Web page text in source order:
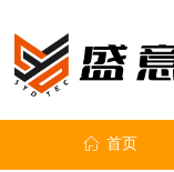
ꀇ 首页